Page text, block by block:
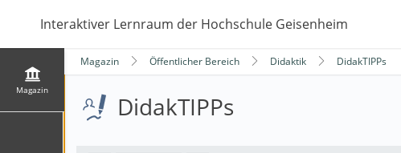
Interaktiver Lernraum der Hochschule Geisenheim
Magazin
Magazin Öffentlicher Bereich Didaktik DidakTIPPs
DidakTIPPs